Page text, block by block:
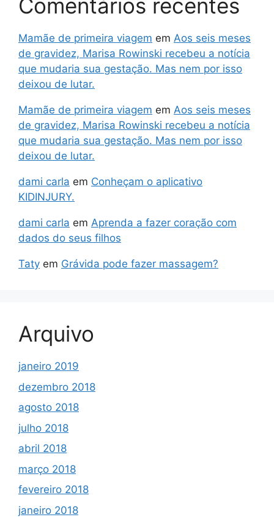
Comentários recentes
Mamãe de primeira viagem em Aos seis meses
de gravidez, Marisa Rowinski recebeu a notícia
que mudaria sua gestação. Mas nem por isso
deixou de lutar.
Mamãe de primeira viagem em Aos seis meses
de gravidez, Marisa Rowinski recebeu a notícia
que mudaria sua gestação. Mas nem por isso
deixou de lutar.
dami carla em Conheçam o aplicativo
KIDINJURY.
dami carla em Aprenda a fazer coração com
dados do seus filhos
Taty em Grávida pode fazer massagem?
Arquivo
janeiro 2019
dezembro 2018
agosto 2018
julho 2018
abril 2018
março 2018
fevereiro 2018
janeiro 2018